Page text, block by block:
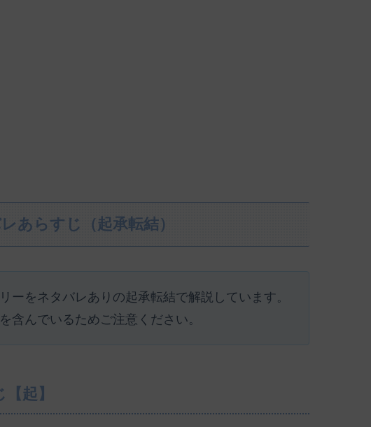
あらすじ（起承転結）
ーをネタバレありの起承転結で解説しています。
含んでいるためご注意ください。
起】